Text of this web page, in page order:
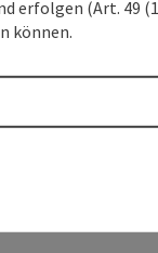
(Art. 49
können.